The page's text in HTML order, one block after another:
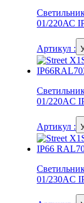
01/220АС
Артикул :
01/220AC
Артикул :
01/230AC